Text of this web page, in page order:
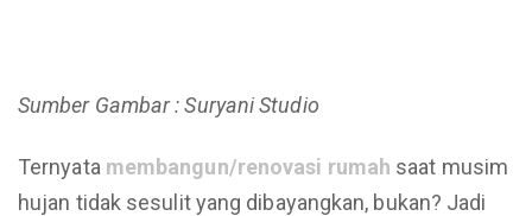
Sumber Gambar : Suryani Studio
Ternyata membangun/renovasi rumah saat musim
hujan tidak sesulit yang dibayangkan, bukan? Jadi